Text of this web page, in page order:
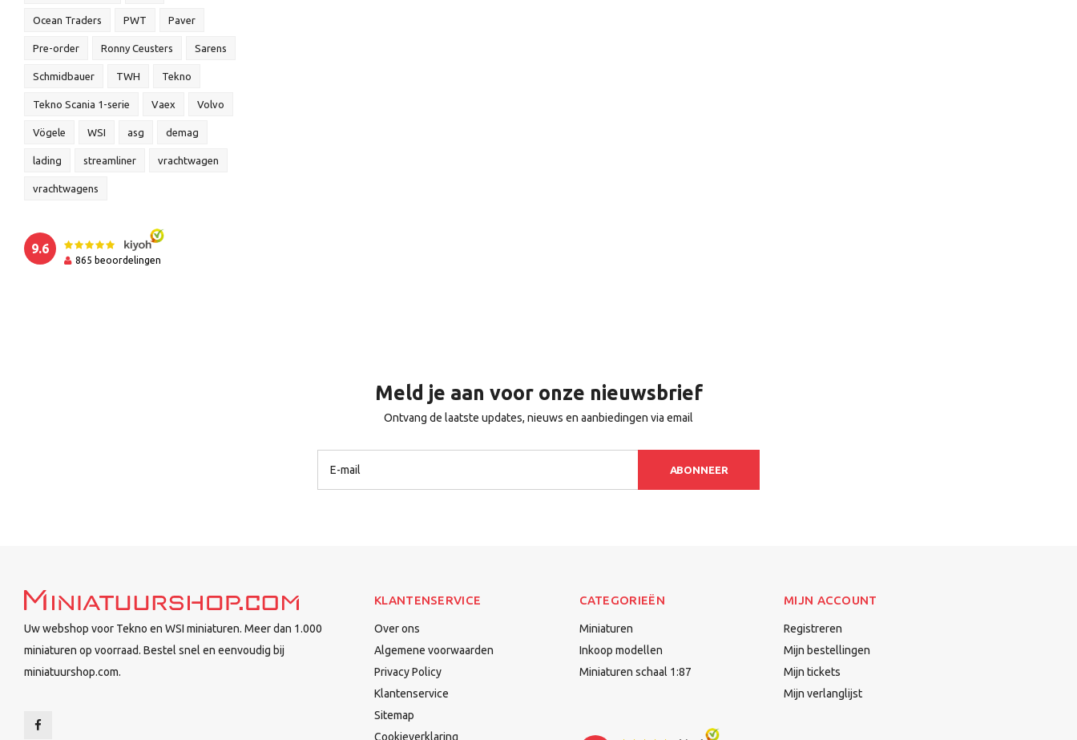
Ocean Traders PWT Paver
Pre-order Ronny Ceusters Sarens
Schmidbauer TWH Tekno
Tekno Scania 1-serie Vaex Volvo
Vögele WSI asg demag
lading streamliner vrachtwagen
vrachtwagens
9.6
865 beoordelingen
Meld je aan voor onze nieuwsbrief
Ontvang de laatste updates, nieuws en aanbiedingen via email
ABONNEER
Uw webshop voor Tekno en WSI miniaturen. Meer dan 1.000
miniaturen op voorraad. Bestel snel en eenvoudig bij
miniatuurshop.com.
KLANTENSERVICE
Over ons
Algemene voorwaarden
Privacy Policy
Klantenservice
Sitemap
Cookieverklaring
CATEGORIEËN
Miniaturen
Inkoop modellen
Miniaturen schaal 1:87
MIJN ACCOUNT
Registreren
Mijn bestellingen
Mijn tickets
Mijn verlanglijst